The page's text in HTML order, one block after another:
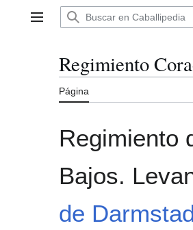
Menú principal
Regimiento
Página
Regimiento
Bajos.
de